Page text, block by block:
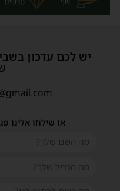
יש לכם עדכון
או שילחו אלינו